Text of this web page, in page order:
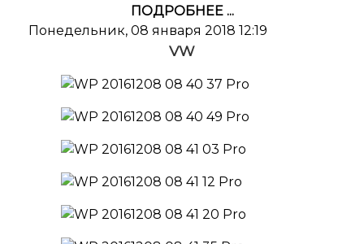
ПОДРОБНЕЕ ...
Понедельник, 08 января 2018 12:19
VW